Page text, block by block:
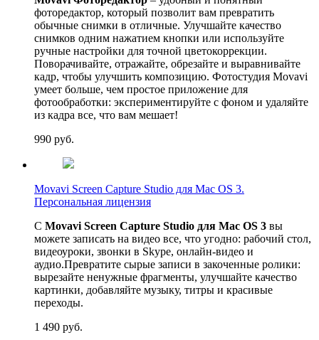
фоторедактор, который позволит вам превратить
обычные снимки в отличные. Улучшайте качество
снимков одним нажатием кнопки или используйте
ручные настройки для точной цветокоррекции.
Поворачивайте, отражайте, обрезайте и выравнивайте
кадр, чтобы улучшить композицию. Фотостудия Movavi
умеет больше, чем простое приложение для
фотообработки: экспериментируйте с фоном и удаляйте
из кадра все, что вам мешает!
990 руб.
Movavi Screen Capture Studio для Mac OS 3.
Персональная лицензия
С Movavi Screen Capture Studio для Mac OS 3 вы
можете записать на видео все, что угодно: рабочий стол,
видеоуроки, звонки в Skype, онлайн-видео и
аудио.Превратите сырые записи в закоченные ролики:
вырезайте ненужные фрагменты, улучшайте качество
картинки, добавляйте музыку, титры и красивые
переходы.
1 490 руб.